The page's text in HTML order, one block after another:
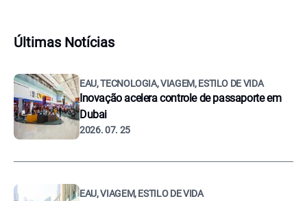
Últimas Notícias
EAU, TECNOLOGIA, VIAGEM, ESTILO DE VIDA
Inovação acelera controle de passaporte em
Dubai
2026. 07. 25
EAU, VIAGEM, ESTILO DE VIDA